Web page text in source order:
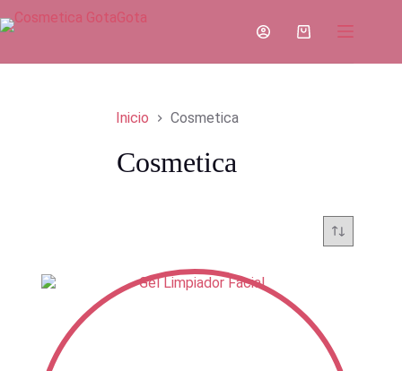
Saltar
al
Carro
Inicio Cosmetica
Cosmetica